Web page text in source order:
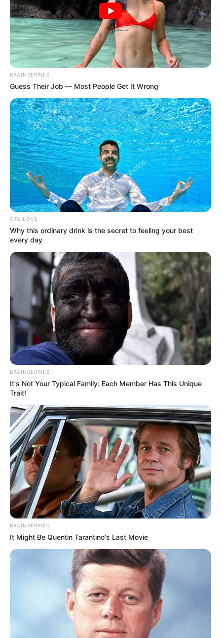
BRAINBERRIES
Guess Their Job — Most People Get It Wrong
CTA LOVE
Why this ordinary drink is the secret to feeling your best
every day
BRAINBERRIES
It's Not Your Typical Family: Each Member Has This Unique
Trait!
BRAINBERRIES
It Might Be Quentin Tarantino's Last Movie